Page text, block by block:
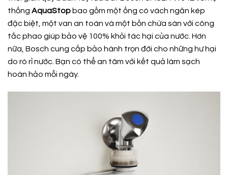
thống AquaStop bao gồm một ống có vách ngăn kép
đặc biệt, một van an toàn và một bồn chứa sàn với công
tắc phao giúp bảo vệ 100% khỏi tác hại của nước. Hơn
nữa, Bosch cung cấp bảo hành trọn đời cho những hư hại
do rò rỉ nước. Bạn có thể an tâm với kết quả làm sạch
hoàn hảo mỗi ngày.